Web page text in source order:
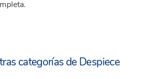
categorías de Despiece